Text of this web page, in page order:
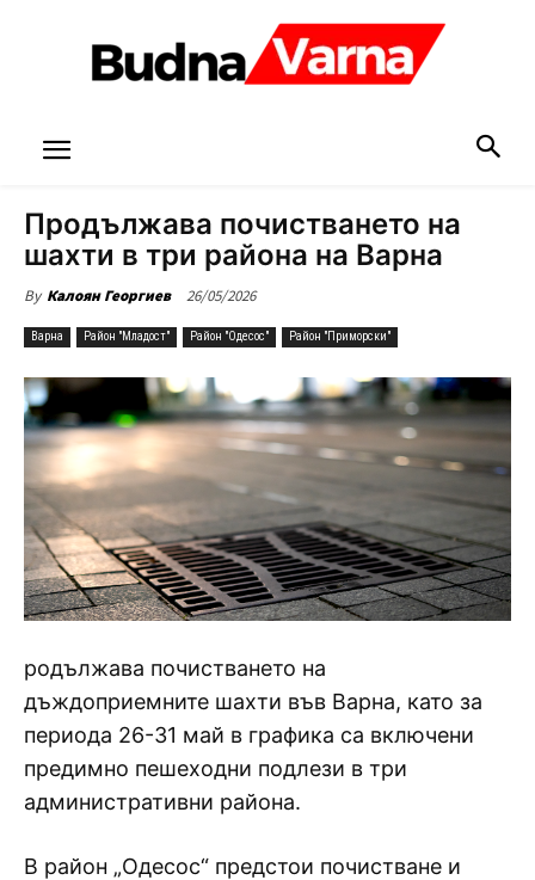
Продължава почистването на
шахти в три района на Варна
By Калоян Георгиев 26/05/2026
Варна Район "Младост" Район "Одесос" Район "Приморски"
родължава почистването на
дъждоприемните шахти във Варна, като за
периода 26-31 май в графика са включени
предимно пешеходни подлези в три
административни района.
В район „Одесос“ предстои почистване и